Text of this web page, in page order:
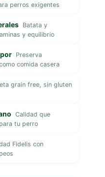
perros exigentes
Batata y
y equilibrio
Preserva
comida casera
grain free, sin gluten
Calidad que
tu perro
Fidelis con